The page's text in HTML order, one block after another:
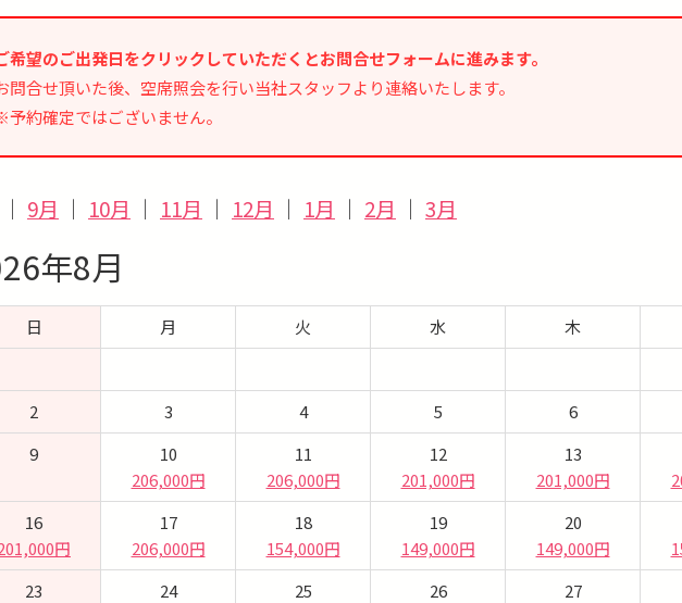
希望のご出発日をクリックしていただくとお問合せフォームに進みます。
問合せ頂いた後、空席照会を行い当社スタッフより連絡いたします。
予約確定ではございません。
｜ 9月 ｜ 10月 ｜ 11月 ｜ 12月 ｜ 1月 ｜ 2月 ｜ 3月
年8月
日 月 火 水 木
2
3 4 5 6
9
10
206,000円
11
206,000円
12
201,000円
13
201,000円
16
円
17
206,000円
18
154,000円
19
149,000円
20
149,000円
23
24
25
26
27